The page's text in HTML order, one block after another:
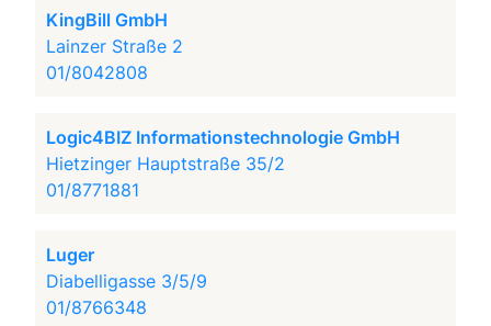
KingBill GmbH
Lainzer Straße 2
01/8042808
Logic4BIZ Informationstechnologie GmbH
Hietzinger Hauptstraße 35/2
01/8771881
Luger
Diabelligasse 3/5/9
01/8766348